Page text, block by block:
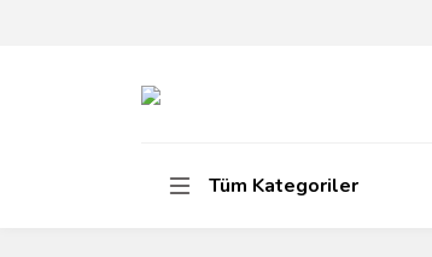
Tüm Kategoriler